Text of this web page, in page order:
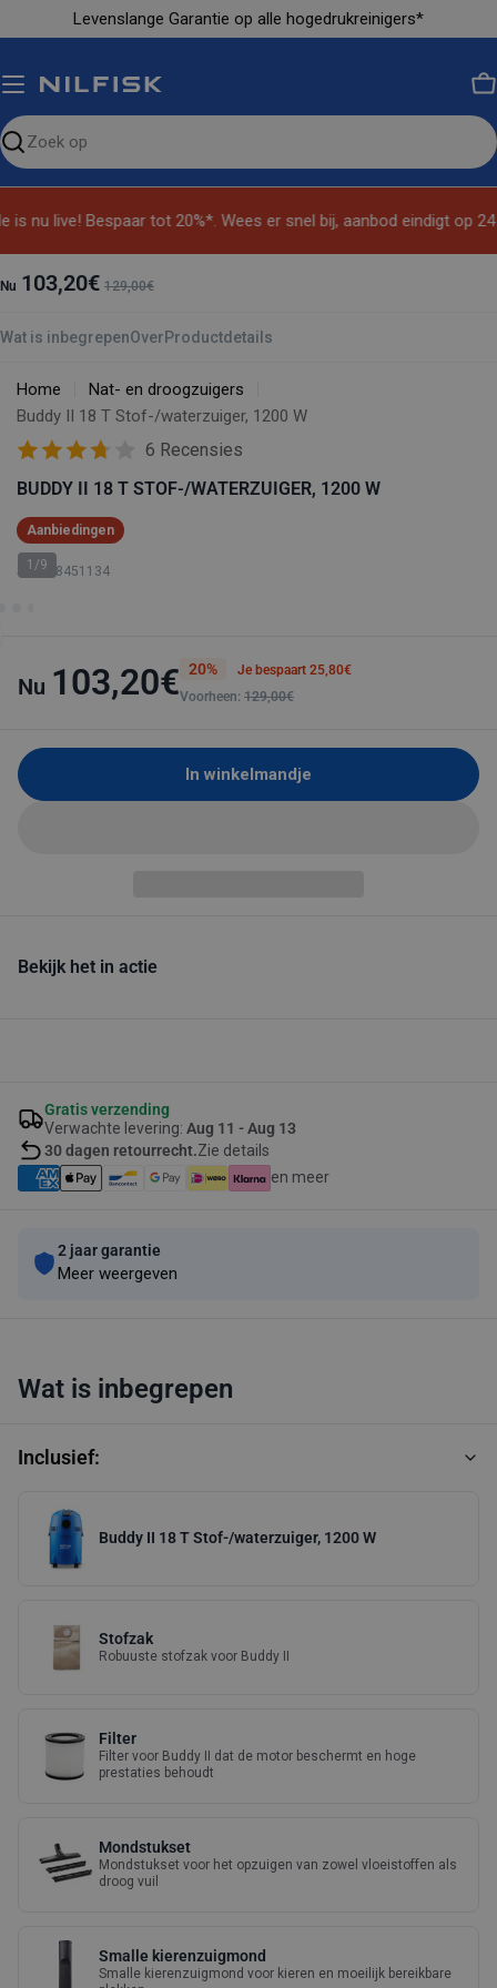
naar
Levenslange Garantie op alle hogedrukreinigers*
Zoeken
is nu live! Bespaar tot 20%*. Wees er snel bij, aanbod eindigt op
Nu 103,20€ 129,00€
Wat is inbegrepenOver Productdetails
Home
Nat- en droogzuigers
Buddy II 18 T Stof-/waterzuiger, 1200 W
6 Recensies
BUDDY II 18 T STOF-/WATERZUIGER, 1200 W
Aanbiedingen
SKU: 18451134
1/9
Nu 103,20€ 20%
Je bespaart 25,80€
Voorheen: 129,00€
In winkelmandje
Bekijk het in actie
Gratis verzending
Verwachte levering: Aug 11 - Aug 13
30 dagen retourrecht.Zie details
en meer
2 jaar garantie
Meer weergeven
Wat is inbegrepen
Inclusief:
Buddy II 18 T Stof-/waterzuiger, 1200 W
Stofzak
Robuuste stofzak voor Buddy II
Filter
Filter voor Buddy II dat de motor beschermt en hoge
prestaties behoudt
Mondstukset
Mondstukset voor het opzuigen van zowel vloeistoffen als
droog vuil
Smalle kierenzuigmond
Smalle kierenzuigmond voor kieren en moeilijk bereikbare